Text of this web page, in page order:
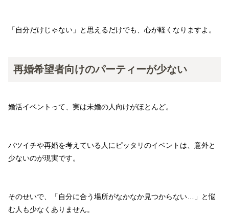
「自分だけじゃない」と思えるだけでも、心が軽くなりますよ。
再婚希望者向けのパーティーが少ない
婚活イベントって、実は未婚の人向けがほとんど。
バツイチや再婚を考えている人にピッタリのイベントは、意外と
少ないのが現実です。
そのせいで、「自分に合う場所がなかなか見つからない…」と悩
む人も少なくありません。